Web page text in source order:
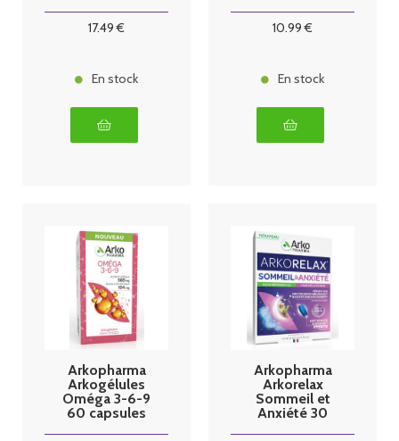
17.49 €
En stock
10.99 €
En stock
Arkopharma
Arkogélules
Oméga 3-6-9
60 capsules
Arkopharma
Arkorelax
Sommeil et
Anxiété 30